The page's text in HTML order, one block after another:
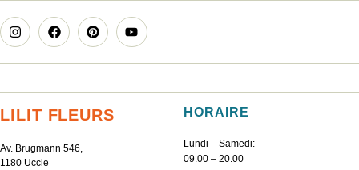
LILIT FLEURS
Av. Brugmann 546,
1180 Uccle
HORAIRE
Lundi – Samedi:
09.00 – 20.00